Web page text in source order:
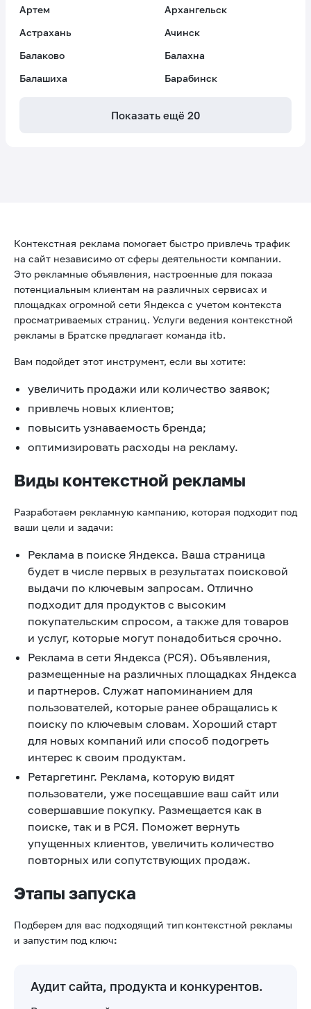
Артем
Архангельск
Астрахань
Ачинск
Балаково
Балахна
Балашиха
Барабинск
Показать ещё 20
Контекстная реклама помогает быстро привлечь трафик
на сайт независимо от сферы деятельности компании.
Это рекламные объявления, настроенные для показа
потенциальным клиентам на различных сервисах и
площадках огромной сети Яндекса с учетом контекста
просматриваемых страниц. Услуги ведения контекстной
рекламы в Братске предлагает команда itb.
Вам подойдет этот инструмент, если вы хотите:
увеличить продажи или количество заявок;
привлечь новых клиентов;
повысить узнаваемость бренда;
оптимизировать расходы на рекламу.
Виды контекстной рекламы
Разработаем рекламную кампанию, которая подходит под
ваши цели и задачи:
Реклама в поиске Яндекса. Ваша страница
будет в числе первых в результатах поисковой
выдачи по ключевым запросам. Отлично
подходит для продуктов с высоким
покупательским спросом, а также для товаров
и услуг, которые могут понадобиться срочно.
Реклама в сети Яндекса (РСЯ). Объявления,
размещенные на различных площадках Яндекса
и партнеров. Служат напоминанием для
пользователей, которые ранее обращались к
поиску по ключевым словам. Хороший старт
для новых компаний или способ подогреть
интерес к своим продуктам.
Ретаргетинг. Реклама, которую видят
пользователи, уже посещавшие ваш сайт или
совершавшие покупку. Размещается как в
поиске, так и в РСЯ. Поможет вернуть
упущенных клиентов, увеличить количество
повторных или сопутствующих продаж.
Этапы запуска
Подберем для вас подходящий тип контекстной рекламы
и запустим под ключ:
Аудит сайта, продукта и конкурентов.